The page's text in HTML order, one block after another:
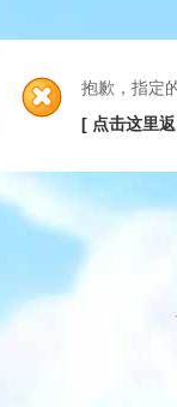
抱歉，指定
[ 点击这里